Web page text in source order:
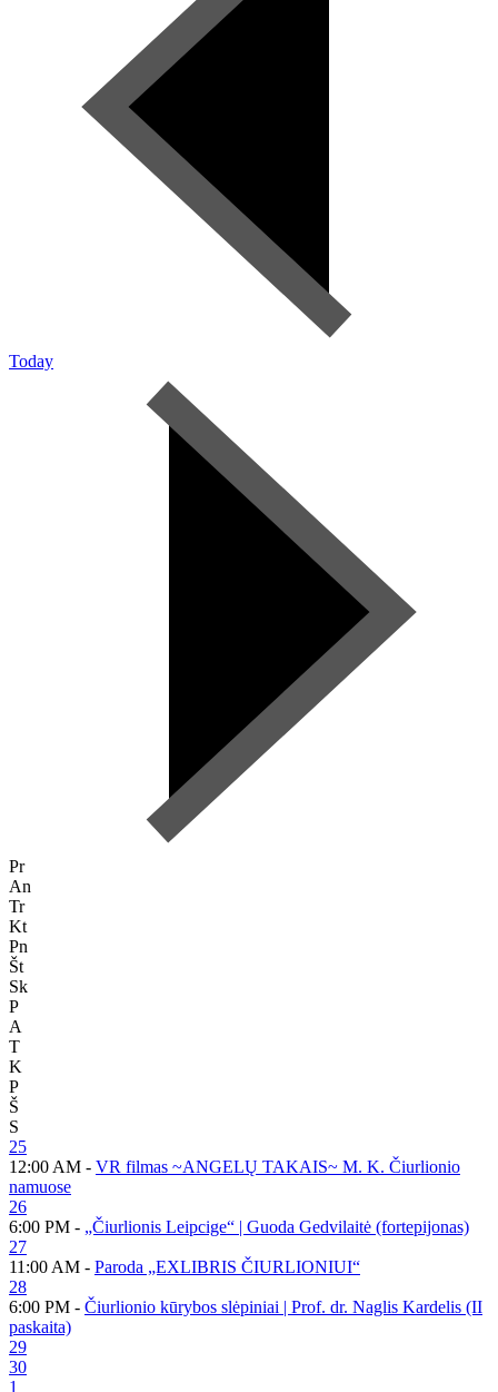
Today
Pr
An
Tr
Kt
Pn
Št
Sk
P
A
T
K
P
Š
S
25
12:00 AM - VR filmas ~ANGELŲ TAKAIS~ M. K. Čiurlionio
namuose
26
6:00 PM - „Čiurlionis Leipcige“ | Guoda Gedvilaitė (fortepijonas)
27
11:00 AM - Paroda „EXLIBRIS ČIURLIONIUI“
28
6:00 PM - Čiurlionio kūrybos slėpiniai | Prof. dr. Naglis Kardelis (II
paskaita)
29
30
1